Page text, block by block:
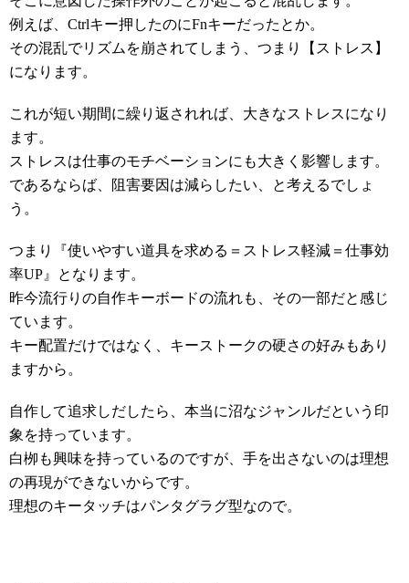
例えば、Ctrlキー押したのにFnキーだったとか。
その混乱でリズムを崩されてしまう、つまり【ストレス】
になります。
これが短い期間に繰り返されれば、大きなストレスになり
ます。
ストレスは仕事のモチベーションにも大きく影響します。
であるならば、阻害要因は減らしたい、と考えるでしょ
う。
つまり『使いやすい道具を求める＝ストレス軽減＝仕事効
率UP』となります。
昨今流行りの自作キーボードの流れも、その一部だと感じ
ています。
キー配置だけではなく、キーストークの硬さの好みもあり
ますから。
自作して追求しだしたら、本当に沼なジャンルだという印
象を持っています。
白栁も興味を持っているのですが、手を出さないのは理想
の再現ができないからです。
理想のキータッチはパンタグラグ型なので。